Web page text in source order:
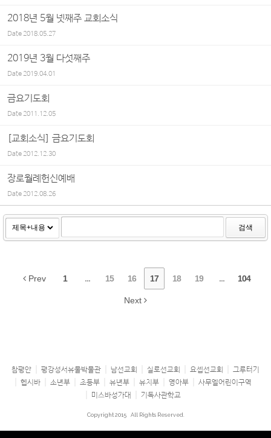
2018년 5월 넷째주 교회소식
Date2018.05.27
2019년 3월 다섯째주
Date2019.04.01
금요기도회
Date2011.12.05
[교회소식] 금요기도회
Date2012.12.30
장로월례헌신예배
Date2012.08.26
검색
Prev 1 ... 15 16 17 18 19 ... 104
Next
참평안 평강성서유물박물관 남선교회 실로선교회 요셉선교회
그루터기
헵시바
소년부 초등부 유년부 유치부 영아부
사무엘어린이구역
미스바성가대
기독사관학교
Copyright 2015 All Rights Reserved.